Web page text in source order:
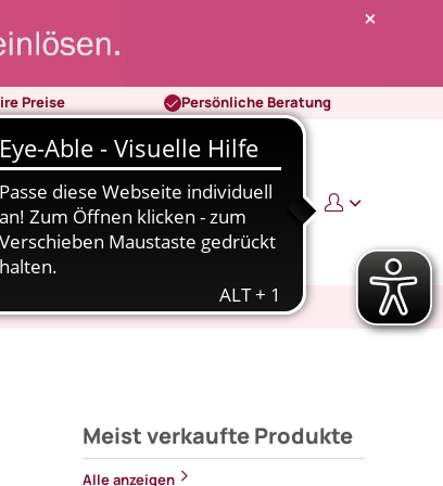
Preise Persönliche Beratung
0 0,00 €
Meist verkaufte Produkte
Alle anzeigen